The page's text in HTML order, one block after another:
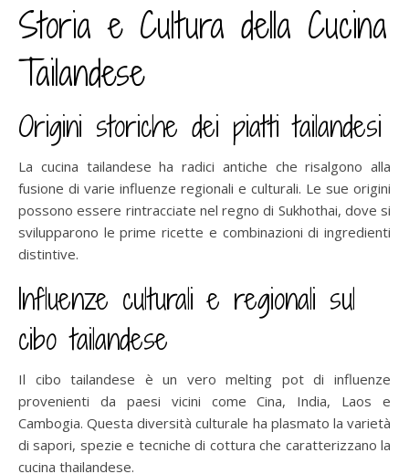
Storia e Cultura della Cucina
Tailandese
Origini storiche dei piatti tailandesi
La cucina tailandese ha radici antiche che risalgono alla
fusione di varie influenze regionali e culturali. Le sue origini
possono essere rintracciate nel regno di Sukhothai, dove si
svilupparono le prime ricette e combinazioni di ingredienti
distintive.
Influenze culturali e regionali sul
cibo tailandese
Il cibo tailandese è un vero melting pot di influenze
provenienti da paesi vicini come Cina, India, Laos e
Cambogia. Questa diversità culturale ha plasmato la varietà
di sapori, spezie e tecniche di cottura che caratterizzano la
cucina thailandese.